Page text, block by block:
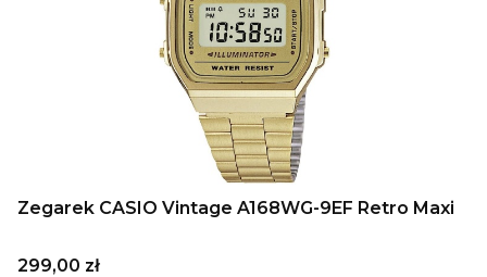
Zegarek CASIO Vintage A168WG-9EF Retro Maxi
Cena
299,00 zł